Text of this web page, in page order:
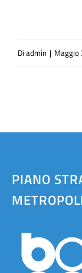
Di admin | Maggio
PIANO